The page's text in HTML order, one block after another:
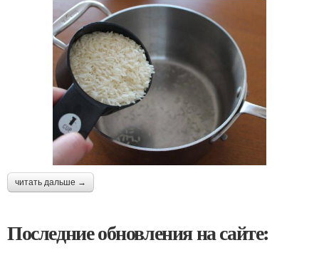
читать дальше →
Последние обновления на сайте: